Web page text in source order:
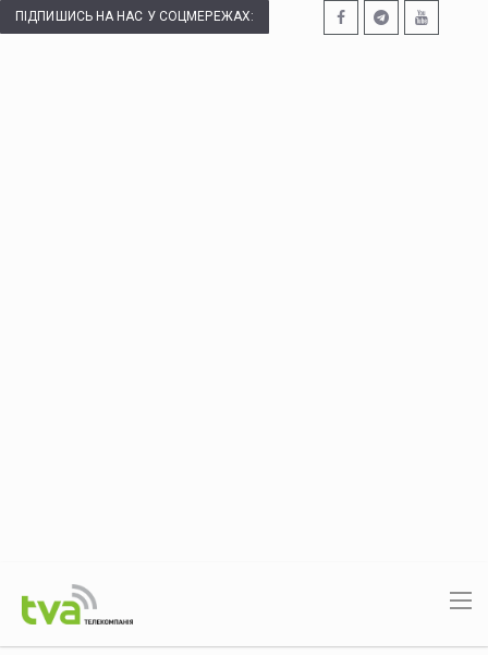
ПІДПИШИСЬ НА НАС У СОЦМЕРЕЖАХ: